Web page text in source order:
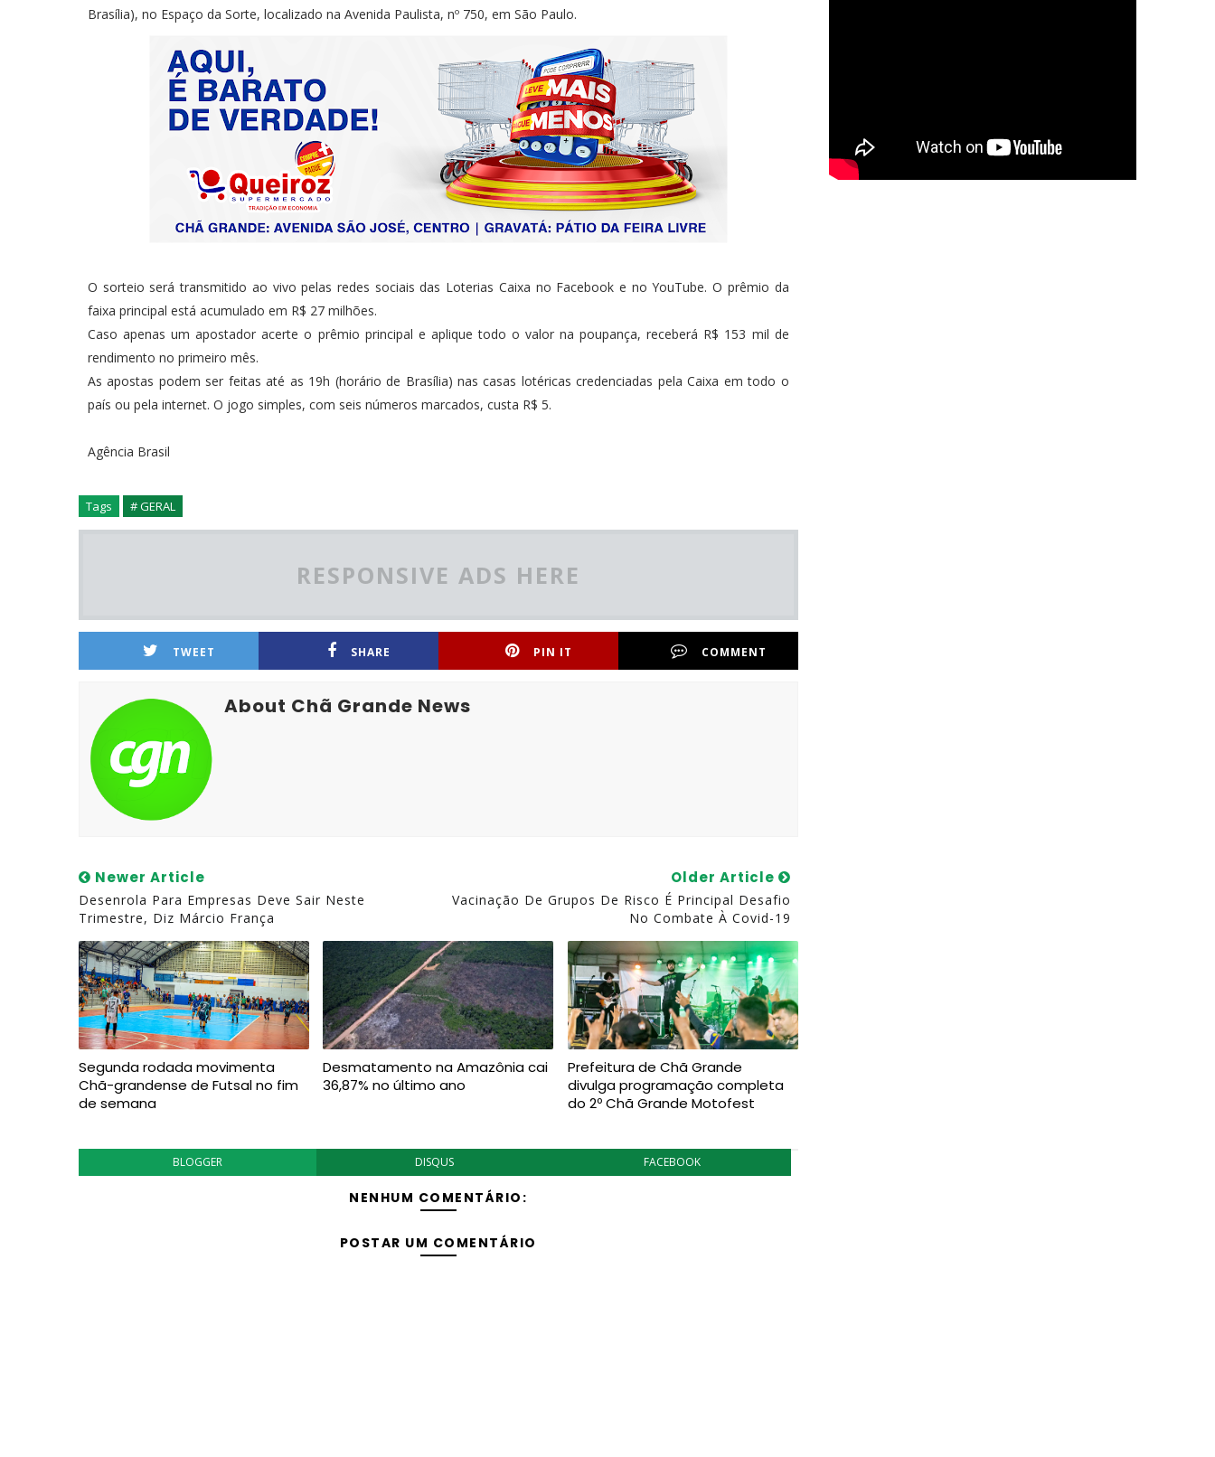
Brasília), no Espaço da Sorte, localizado na Avenida Paulista, nº 750, em São Paulo.
O sorteio será transmitido ao vivo pelas redes sociais das Loterias Caixa no Facebook e no YouTube. O prêmio da
faixa principal está acumulado em R$ 27 milhões.
Caso apenas um apostador acerte o prêmio principal e aplique todo o valor na poupança, receberá R$ 153 mil de
rendimento no primeiro mês.
As apostas podem ser feitas até as 19h (horário de Brasília) nas casas lotéricas credenciadas pela Caixa em todo o
país ou pela internet. O jogo simples, com seis números marcados, custa R$ 5.
Agência Brasil
Tags # GERAL
RESPONSIVE ADS HERE
TWEET SHARE PIN IT COMMENT
About Chã Grande News
Newer Article
Desenrola Para Empresas Deve Sair Neste
Trimestre, Diz Márcio França
Older Article
Vacinação De Grupos De Risco É Principal Desafio
No Combate À Covid-19
Segunda rodada movimenta
Chã-grandense de Futsal no fim
de semana
Desmatamento na Amazônia cai
36,87% no último ano
Prefeitura de Chã Grande
divulga programação completa
do 2º Chã Grande Motofest
BLOGGER DISQUS FACEBOOK
NENHUM COMENTÁRIO:
POSTAR UM COMENTÁRIO